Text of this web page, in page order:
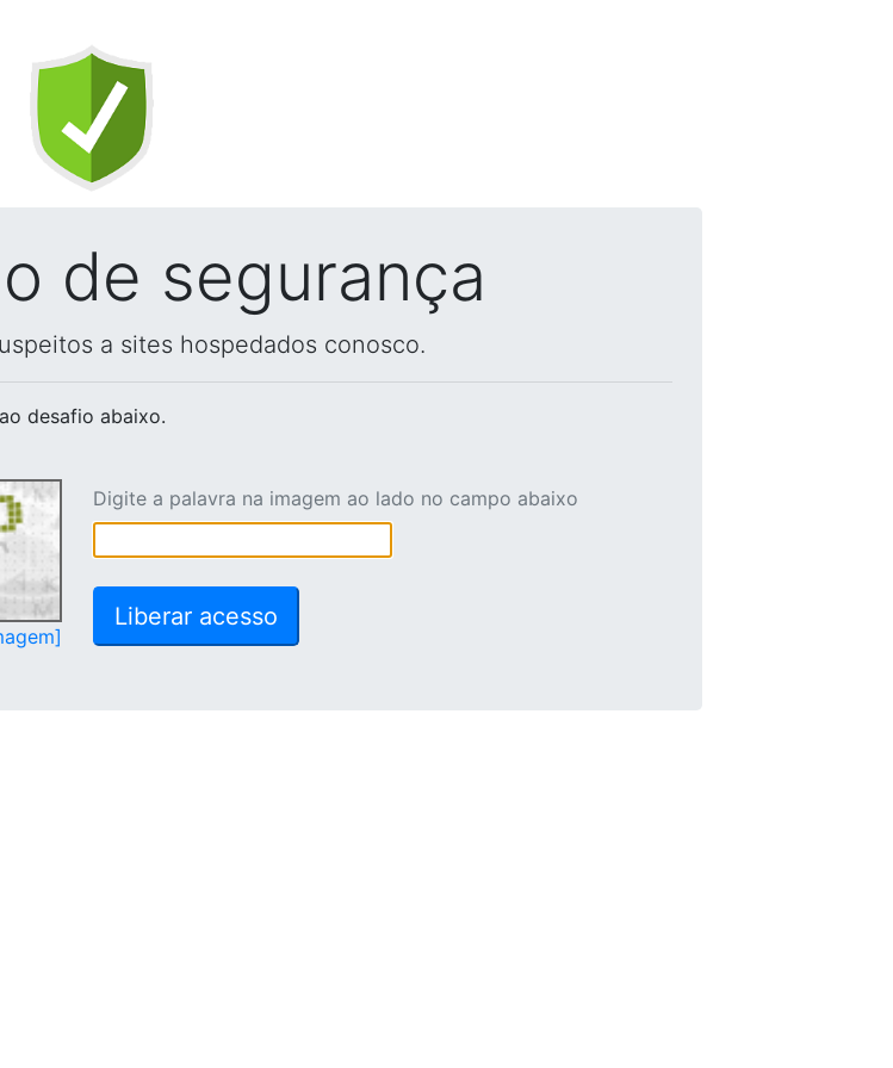
de segurança
a sites hospedados conosco.
desafio abaixo.
Digite a palavra na imagem ao lado no campo abaixo